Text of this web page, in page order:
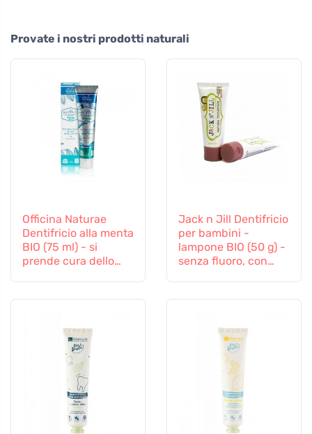
Provate i nostri prodotti naturali
Officina Naturae
Dentifricio alla menta
BIO (75 ml) - si
prende cura dello
Jack n Jill Dentifricio
per bambini -
lampone BIO (50 g) -
senza fluoro, con